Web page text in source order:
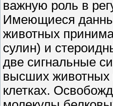
важную роль в
Имеющиеся
животных
сулин) и
две сигнальные
высших животных
клетках.